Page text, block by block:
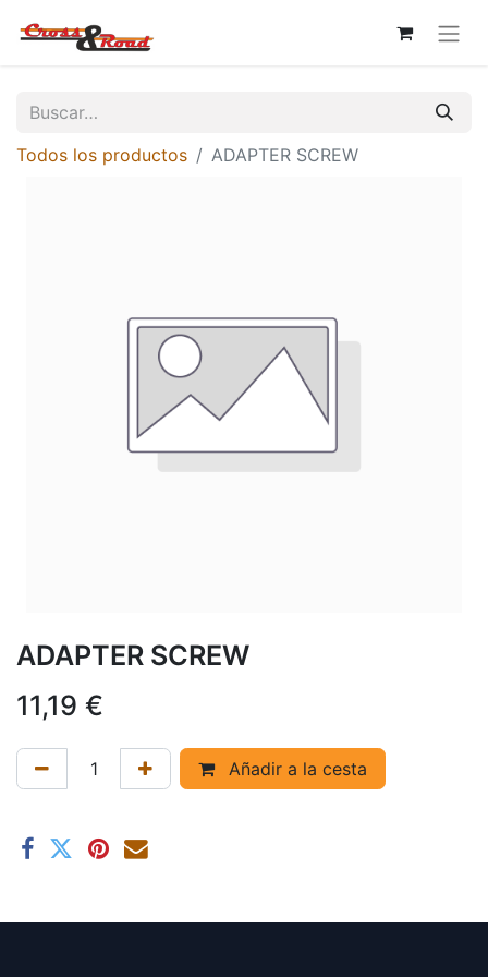
Todos los productos ADAPTER SCREW
ADAPTER SCREW
11,19 €
Añadir a la cesta